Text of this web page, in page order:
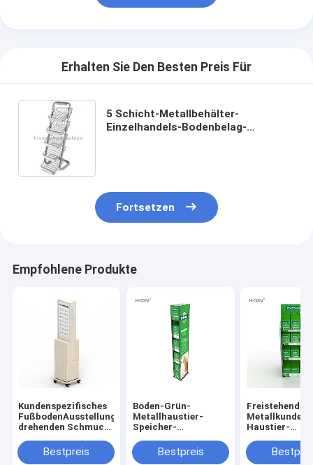
Erhalten Sie Den Besten Preis Für
5 Schicht-Metallbehälter-
Einzelhandels-Bodenbelag-
Fortsetzen
Empfohlene Produkte
Kundenspezifisches
FußbodenAusstellungsstand
drehenden Schmuck-
für Einzelhandel
Bestpreis
Boden-Grün-
Metallhaustier-
Speicher-
mit Aufkleber-Halter
für Verkauf
Bestpreis
Freistehendes
Haustier-
Gestell des
Tiers